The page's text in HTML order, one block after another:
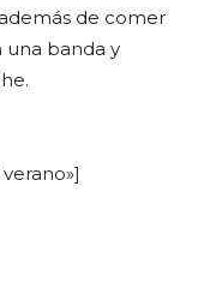
de comer
una banda y